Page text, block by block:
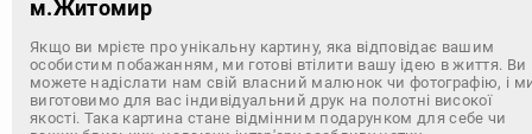
м.Житомир
Якщо ви мрієте про унікальну картину, яка відповідає вашим
особистим побажанням, ми готові втілити вашу ідею в життя. Ви
можете надіслати нам свій власний малюнок чи фотографію, і
виготовимо для вас індивідуальний друк на полотні високої
якості. Така картина стане відмінним подарунком для себе чи